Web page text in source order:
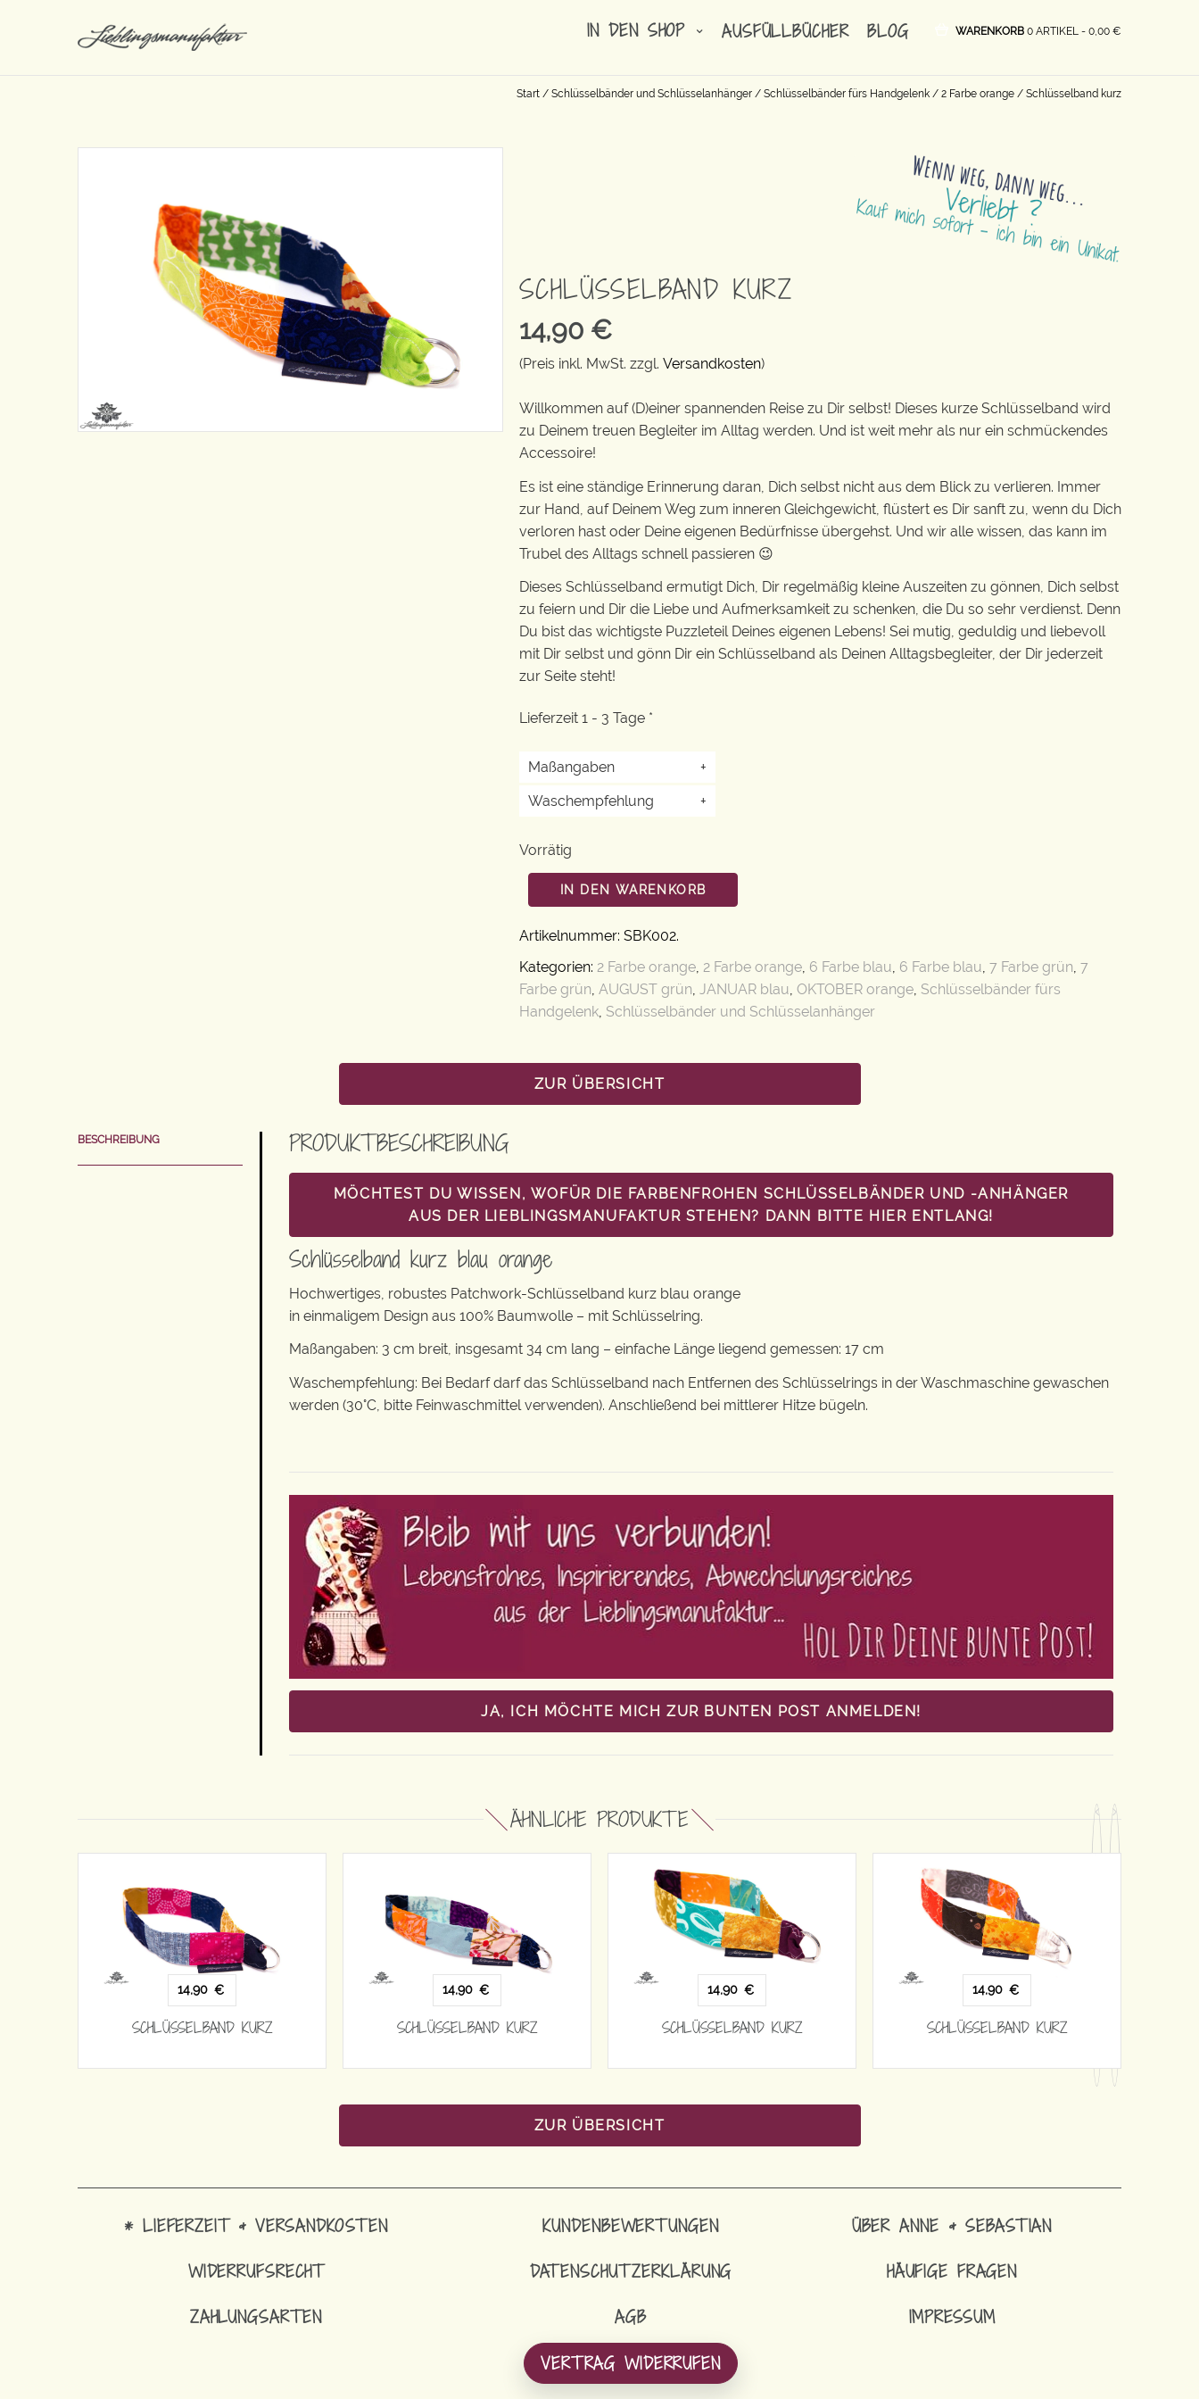
IN DEN SHOP AUSFÜLLBÜCHER BLOG WARENKORB 0 ARTIKEL - 0,00 €
Start / Schlüsselbänder und Schlüsselanhänger / Schlüsselbänder fürs Handgelenk / 2 Farbe orange / Schlüsselband kurz
SCHLÜSSELBAND KURZ
14,90 €
(Preis inkl. MwSt. zzgl. Versandkosten)
Willkommen auf (D)einer spannenden Reise zu Dir selbst! Dieses kurze Schlüsselband wird
zu Deinem treuen Begleiter im Alltag werden. Und ist weit mehr als nur ein schmückendes
Accessoire!
Es ist eine ständige Erinnerung daran, Dich selbst nicht aus dem Blick zu verlieren. Immer
zur Hand, auf Deinem Weg zum inneren Gleichgewicht, flüstert es Dir sanft zu, wenn du Dich
verloren hast oder Deine eigenen Bedürfnisse übergehst. Und wir alle wissen, das kann im
Trubel des Alltags schnell passieren 😉
Dieses Schlüsselband ermutigt Dich, Dir regelmäßig kleine Auszeiten zu gönnen, Dich selbst
zu feiern und Dir die Liebe und Aufmerksamkeit zu schenken, die Du so sehr verdienst. Denn
Du bist das wichtigste Puzzleteil Deines eigenen Lebens! Sei mutig, geduldig und liebevoll
mit Dir selbst und gönn Dir ein Schlüsselband als Deinen Alltagsbegleiter, der Dir jederzeit
zur Seite steht!
Lieferzeit 1 - 3 Tage *
Maßangaben
+
Waschempfehlung
+
Vorrätig
IN DEN WARENKORB
Artikelnummer: SBK002.
Kategorien: 2 Farbe orange 2 Farbe orange 6 Farbe blau 6 Farbe blau 7 Farbe grün 7
Farbe grün AUGUST grün JANUAR blau OKTOBER orange Schlüsselbänder fürs
Handgelenk Schlüsselbänder und Schlüsselanhänger
ZUR ÜBERSICHT
BESCHREIBUNG PRODUKTBESCHREIBUNG
MÖCHTEST DU WISSEN, WOFÜR DIE FARBENFROHEN SCHLÜSSELBÄNDER UND -ANHÄNGER
AUS DER LIEBLINGSMANUFAKTUR STEHEN? DANN BITTE HIER ENTLANG!
Schlüsselband kurz blau orange
Hochwertiges, robustes Patchwork-Schlüsselband kurz blau orange
in einmaligem Design aus 100% Baumwolle – mit Schlüsselring.
Maßangaben: 3 cm breit, insgesamt 34 cm lang – einfache Länge liegend gemessen: 17 cm
Waschempfehlung: Bei Bedarf darf das Schlüsselband nach Entfernen des Schlüsselrings in der Waschmaschine gewaschen
werden (30°C, bitte Feinwaschmittel verwenden). Anschließend bei mittlerer Hitze bügeln.
JA, ICH MÖCHTE MICH ZUR BUNTEN POST ANMELDEN!
ÄHNLICHE PRODUKTE
14,90 €
SCHLÜSSELBAND KURZ
14,90 €
SCHLÜSSELBAND KURZ
14,90 €
SCHLÜSSELBAND KURZ
14,90 €
SCHLÜSSELBAND KURZ
ZUR ÜBERSICHT
* LIEFERZEIT & VERSANDKOSTEN
WIDERRUFSRECHT
ZAHLUNGSARTEN
KUNDENBEWERTUNGEN
DATENSCHUTZERKLÄRUNG
AGB
VERTRAG WIDERRUFEN
ÜBER ANNE & SEBASTIAN
HÄUFIGE FRAGEN
IMPRESSUM